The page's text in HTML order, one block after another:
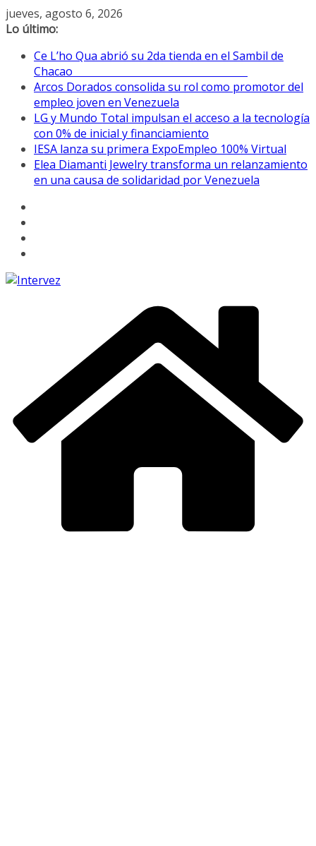
Saltar
al
jueves, agosto 6, 2026
Lo último:
Ce L’ho Qua abrió su 2da tienda en el Sambil de
Chacao
Arcos Dorados consolida su rol como promotor del
empleo joven en Venezuela
LG y Mundo Total impulsan el acceso a la tecnología
con 0% de inicial y financiamiento
IESA lanza su primera ExpoEmpleo 100% Virtual
Elea Diamanti Jewelry transforma un relanzamiento
en una causa de solidaridad por Venezuela